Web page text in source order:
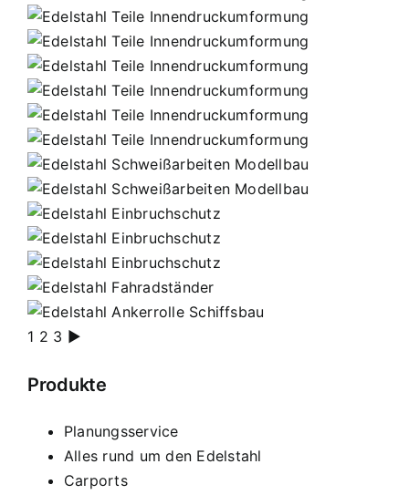
1 2 3 ►
Produkte
Planungsservice
Alles rund um den Edelstahl
Carports